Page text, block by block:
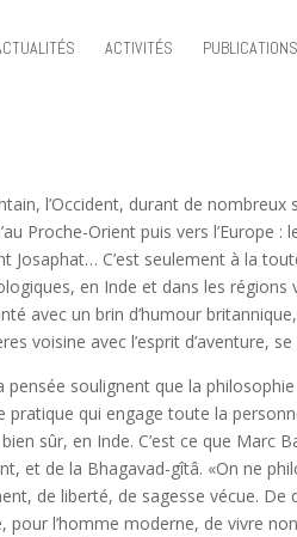
ACTIVITÉS PUBLICATIONS
l’Occident, durant de nombreux
Proche-Orient puis vers l’Europe :
Josaphat… C’est seulement à la
en Inde et dans les
avec un brin d’humour
voisine avec l’esprit d’aventure,
pensée soulignent que la
pratique qui engage toute la
sûr, en Inde. C’est ce que Marc
et de la Bhagavad-gîtâ. «On ne
de liberté, de sagesse vécue.
pour l’homme moderne, de vivre